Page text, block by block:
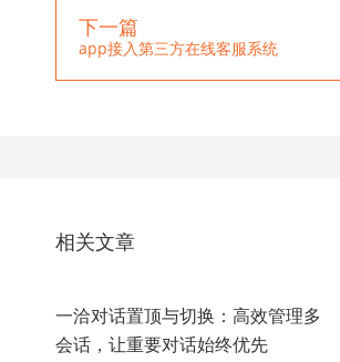
下一篇
app接入第三方在线客服系统
相关文章
一洽对话置顶与切换：高效管理多
会话，让重要对话始终优先